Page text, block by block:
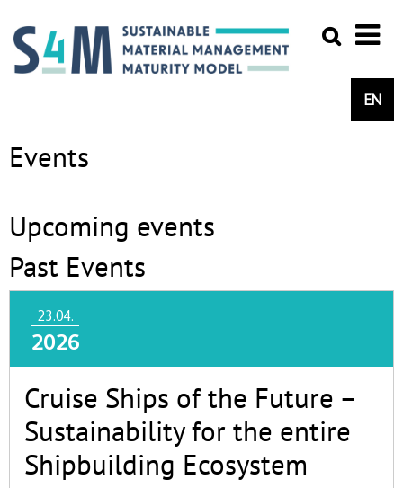
EN
Events
Upcoming events
Past Events
23.04.
2026
Cruise Ships of the Future –
Sustainability for the entire
Shipbuilding Ecosystem